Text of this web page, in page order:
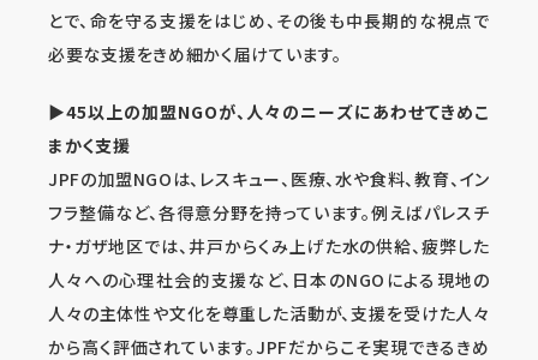
とで、命を守る支援をはじめ、その後も中長期的な視点で
必要な支援をきめ細かく届けています。
▶45以上の加盟NGOが、人々のニーズにあわせてきめこ
まかく支援
JPFの加盟NGOは、レスキュー、医療、水や食料、教育、イン
フラ整備など、各得意分野を持っています。例えばパレスチ
ナ・ガザ地区では、井戸からくみ上げた水の供給、疲弊した
人々への心理社会的支援など、日本のNGOによる現地の
人々の主体性や文化を尊重した活動が、支援を受けた人々
から高く評価されています。JPFだからこそ実現できるきめ